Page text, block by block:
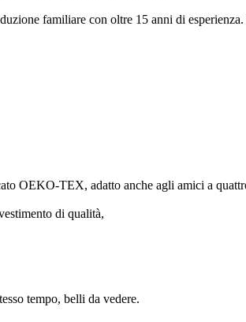
familiare con oltre 15 anni di
OEKO-TEX, adatto anche agli amici a
di qualità,
tempo, belli da vedere.